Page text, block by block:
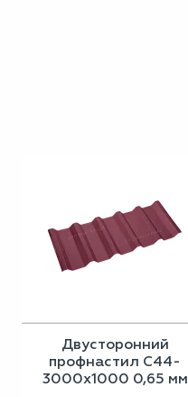
Двусторонний
профнастил С44-
3000х1000 0,65 мм